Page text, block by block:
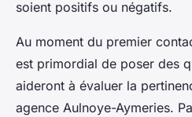
soient positifs ou négatifs.
Au moment du premier
est primordial de poser des
aideront à évaluer la
agence Aulnoye-Aymeries.